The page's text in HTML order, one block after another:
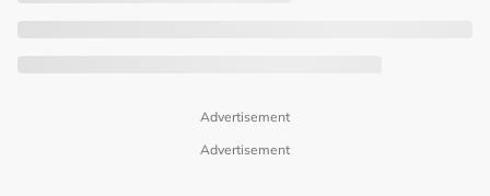
Advertisement
Advertisement